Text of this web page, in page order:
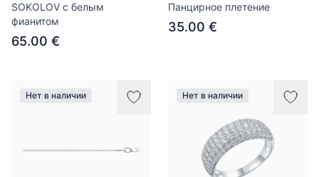
SOKOLOV с белым
фианитом
65.00 €
Панцирное плетение
35.00 €
Нет в наличии Нет в наличии